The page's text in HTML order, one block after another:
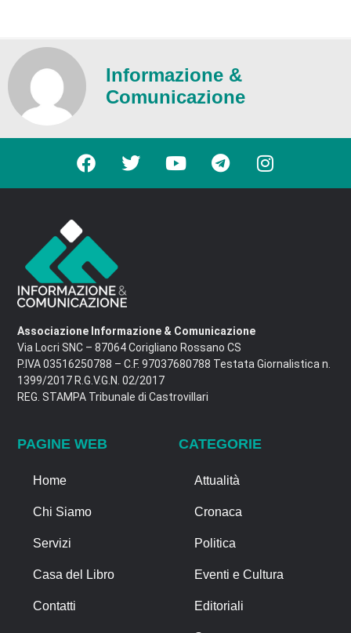
Informazione &
Comunicazione
Associazione Informazione & Comunicazione
Via Locri SNC – 87064 Corigliano Rossano CS
P.IVA 03516250788 – C.F. 97037680788 Testata Giornalistica n.
1399/2017 R.G.V.G.N. 02/2017
REG. STAMPA Tribunale di Castrovillari
PAGINE WEB
Home
Chi Siamo
Servizi
Casa del Libro
Contatti
CATEGORIE
Attualità
Cronaca
Politica
Eventi e Cultura
Editoriali